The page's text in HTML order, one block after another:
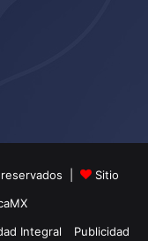
|
Sitio
Integral Publicidad